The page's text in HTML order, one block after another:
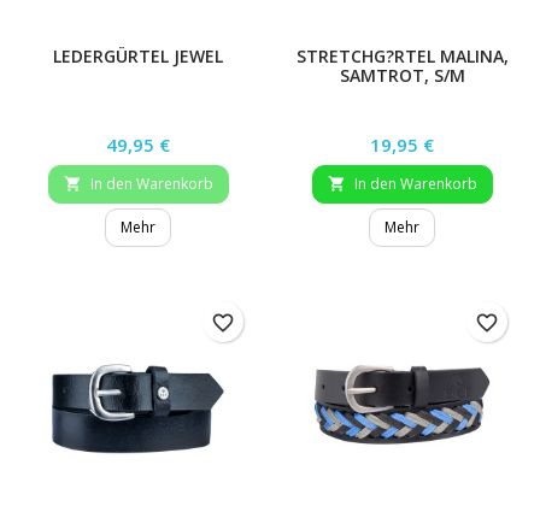
LEDERGÜRTEL JEWEL
Preis
49,95 €
 In den Warenkorb
Mehr
STRETCHG?RTEL MALINA,
SAMTROT, S/M
Preis
19,95 €
 In den Warenkorb
Mehr
favorite_border favorite_border